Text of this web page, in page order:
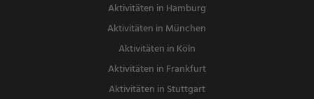
Aktivitäten in Hamburg
Aktivitäten in München
Aktivitäten in Köln
Aktivitäten in Frankfurt
Aktivitäten in Stuttgart